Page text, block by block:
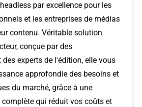
par excellence pour les
et les entreprises de médias
contenu. Véritable solution
conçue par des
experts de l'édition, elle vous
approfondie des besoins et
du marché, grâce à une
qui réduit vos coûts et